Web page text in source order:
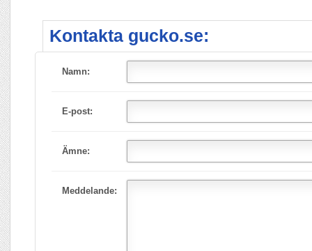
Kontakta gucko.se:
Namn:
E-post:
Ämne:
Meddelande: